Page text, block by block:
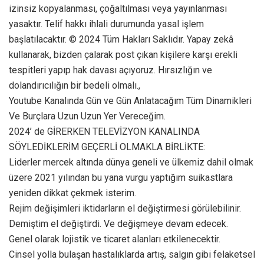
izinsiz kopyalanması, çoğaltılması veya yayınlanması
yasaktır. Telif hakkı ihlali durumunda yasal işlem
başlatılacaktır. © 2024 Tüm Hakları Saklıdır. Yapay zekâ
kullanarak, bizden çalarak post çıkan kişilere karşı erekli
tespitleri yapıp hak davası açıyoruz. Hırsızlığın ve
dolandırıcılığın bir bedeli olmalı.,
Youtube Kanalında Gün ve Gün Anlatacağım Tüm Dinamikleri
Ve Burçlara Uzun Uzun Yer Vereceğim.
2024’ de GİRERKEN TELEVİZYON KANALINDA
SÖYLEDİKLERİM GEÇERLİ OLMAKLA BİRLİKTE:
Liderler mercek altında dünya geneli ve ülkemiz dahil olmak
üzere 2021 yılından bu yana vurgu yaptığım suikastlara
yeniden dikkat çekmek isterim.
Rejim değişimleri iktidarların el değiştirmesi görülebilinir.
Demiştim el değiştirdi. Ve değişmeye devam edecek.
Genel olarak lojistik ve ticaret alanları etkilenecektir.
Cinsel yolla bulaşan hastalıklarda artış, salgın gibi felaketsel